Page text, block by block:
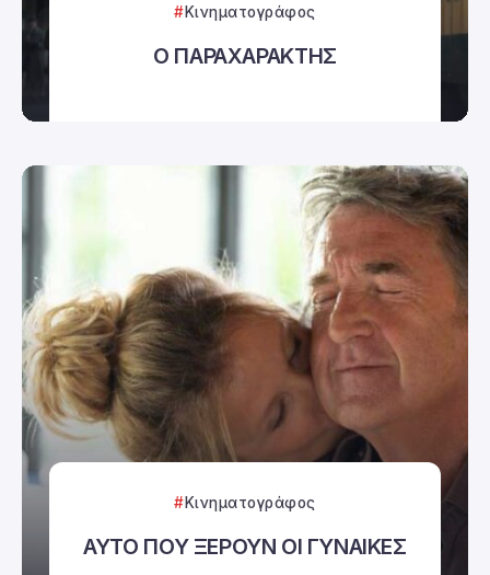
Κινηματογράφος
Ο ΠΑΡΑΧΑΡΑΚΤΗΣ
Κινηματογράφος
ΑΥΤΟ ΠΟΥ ΞΕΡΟΥΝ ΟΙ ΓΥΝΑΙΚΕΣ